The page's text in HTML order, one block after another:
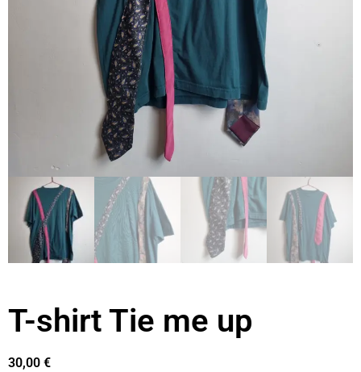
T-shirt Tie me up
30,00 €